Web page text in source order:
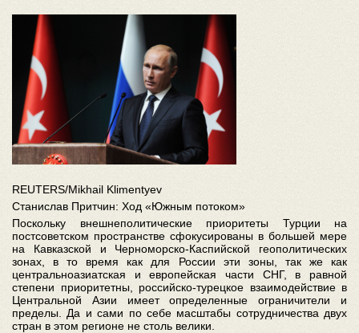
REUTERS/Mikhail Klimentyev
Станислав Притчин: Ход «Южным потоком»
Поскольку внешнеполитические приоритеты Турции на
постсоветском пространстве сфокусированы в большей мере
на Кавказской и Черноморско-Каспийской геополитических
зонах, в то время как для России эти зоны, так же как
центральноазиатская и европейская части СНГ, в равной
степени приоритетны, российско-турецкое взаимодействие в
Центральной Азии имеет определенные ограничители и
пределы. Да и сами по себе масштабы сотрудничества двух
стран в этом регионе не столь велики.